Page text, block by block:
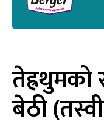
तेह्रथुमको
बेठी